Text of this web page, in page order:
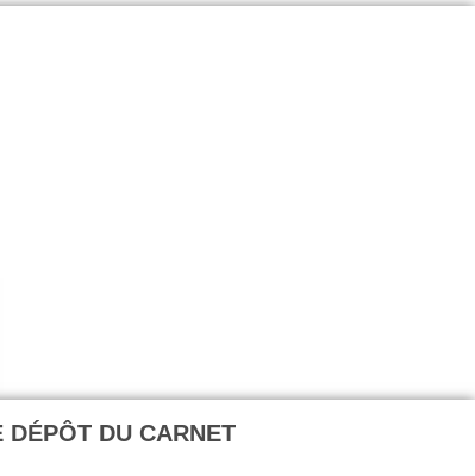
DÉPÔT DU CARNET